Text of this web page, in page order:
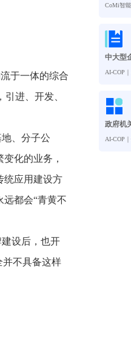
CoMi智
中大型
AI-COP
政府机
AI-COP
于一体的综合
进、开发、
、分子公
化的业务，
统应用建设方
都会“青黄不
设后，也开
并不具备这样